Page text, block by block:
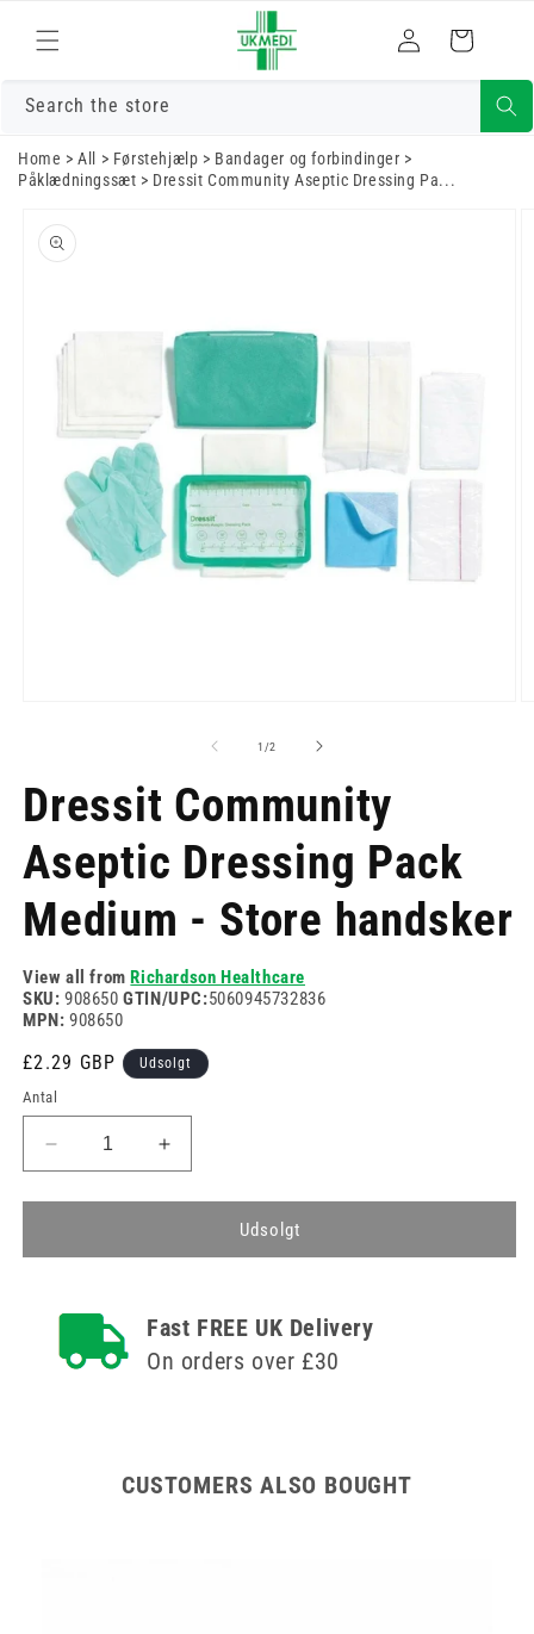
Gå til indhold
Log
ind
Indkøbskurv
Search the store
Home >All > Førstehjælp > Bandager og forbindinger >
Påklædningssæt > Dressit Community Aseptic Dressing Pa...
1 /af
2
Dressit Community
Aseptic Dressing Pack
Medium - Store handsker
View all fromRichardson Healthcare
SKU: 908650GTIN/UPC:5060945732836
MPN: 908650
Normalpris
£2.29 GBP Udsolgt
Antal
Reducer
antallet
for
Community
Medium
Øg
antallet
for
Community
Pack
Medium
Udsolgt
Fast FREE UK Delivery
On orders over £30
CUSTOMERS ALSO BOUGHT